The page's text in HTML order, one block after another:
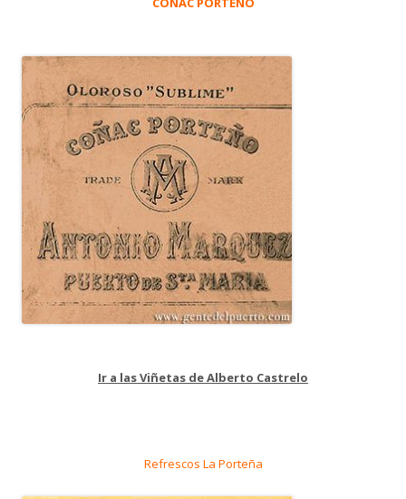
Ir a las Viñetas de Alberto Castrelo
Refrescos La Porteña